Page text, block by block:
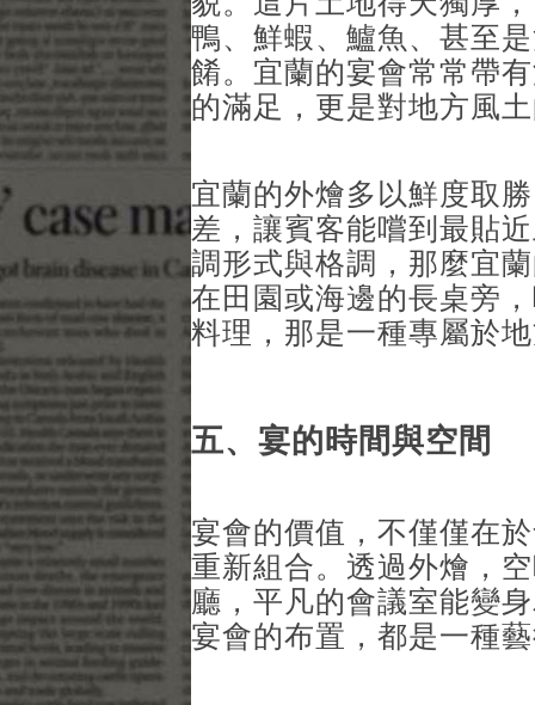
鴨、鮮蝦、鱸魚、甚至
餚。宜蘭的宴會常常帶
的滿足，更是對地方風
宜蘭的外燴多以鮮度取
差，讓賓客能嚐到最貼
調形式與格調，那麼宜
在田園或海邊的長桌旁
料理，那是一種專屬於
五、宴的時間與空間
宴會的價值，不僅僅在
重新組合。透過外燴，
廳，平凡的會議室能變
宴會的布置，都是一種